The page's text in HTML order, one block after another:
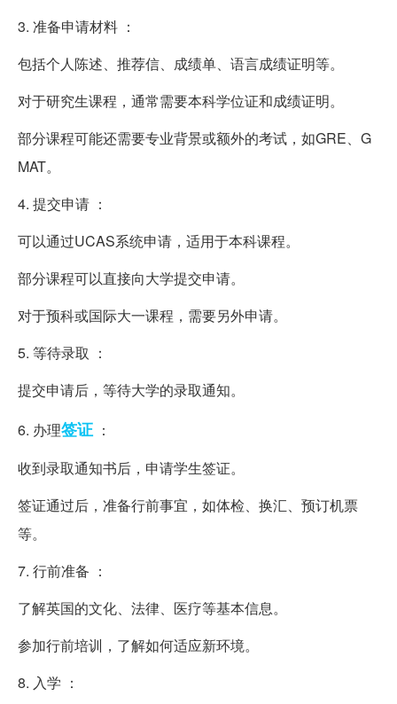
3. 准备申请材料 ：
包括个人陈述、推荐信、成绩单、语言成绩证明等。
对于研究生课程，通常需要本科学位证和成绩证明。
部分课程可能还需要专业背景或额外的考试，如GRE、G
MAT。
4. 提交申请 ：
可以通过UCAS系统申请，适用于本科课程。
部分课程可以直接向大学提交申请。
对于预科或国际大一课程，需要另外申请。
5. 等待录取 ：
提交申请后，等待大学的录取通知。
6. 办理签证 ：
收到录取通知书后，申请学生签证。
签证通过后，准备行前事宜，如体检、换汇、预订机票
等。
7. 行前准备 ：
了解英国的文化、法律、医疗等基本信息。
参加行前培训，了解如何适应新环境。
8. 入学 ：